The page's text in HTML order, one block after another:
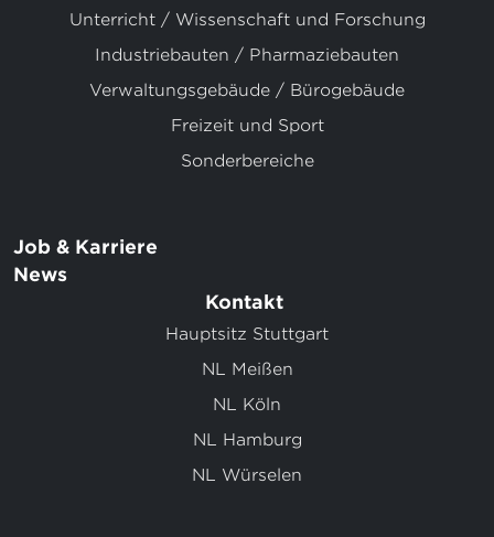
Unterricht / Wissenschaft und Forschung
Industriebauten / Pharmaziebauten
Verwaltungsgebäude / Bürogebäude
Freizeit und Sport
Sonderbereiche
Job & Karriere
News
Kontakt
Hauptsitz Stuttgart
NL Meißen
NL Köln
NL Hamburg
NL Würselen